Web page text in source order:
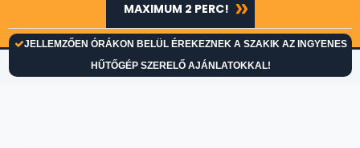
JELLEMZŐEN ÓRÁKON BELÜL ÉREKEZNEK A SZAKIK AZ INGYENES
HŰTŐGÉP SZERELŐ AJÁNLATOKKAL!
MAXIMUM 2 PERC!